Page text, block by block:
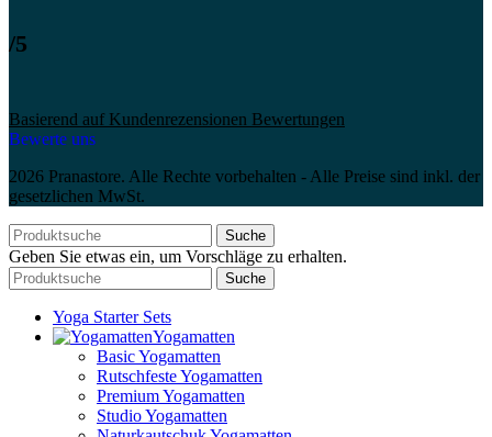
/5
Basierend auf Kundenrezensionen Bewertungen
Bewerte uns
2026 Pranastore. Alle Rechte vorbehalten - Alle Preise sind inkl. der
gesetzlichen MwSt.
Suche
Geben Sie etwas ein, um Vorschläge zu erhalten.
Suche
Yoga Starter Sets
Yogamatten
Basic Yogamatten
Rutschfeste Yogamatten
Premium Yogamatten
Studio Yogamatten